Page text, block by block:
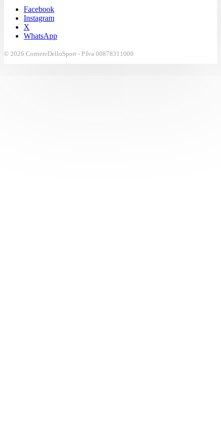
Facebook
Instagram
X
WhatsApp
© 2026 CorriereDelloSport - P.Iva 00878311000